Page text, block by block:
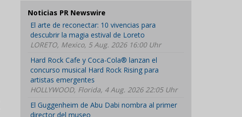
Noticias PR Newswire
El arte de reconectar: 10 vivencias para
descubrir la magia estival de Loreto
LORETO, Mexico, 5 Aug. 2026 16:00 Uhr
Hard Rock Cafe y Coca-Cola® lanzan el
concurso musical Hard Rock Rising para
artistas emergentes
HOLLYWOOD, Florida, 4 Aug. 2026 22:05 Uhr
El Guggenheim de Abu Dabi nombra al primer
director del museo